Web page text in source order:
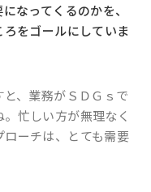
なってくるのかを、
をゴールにしていま
、業務がＳＤＧｓで
忙しい方が無理なく
ーチは、とても需要